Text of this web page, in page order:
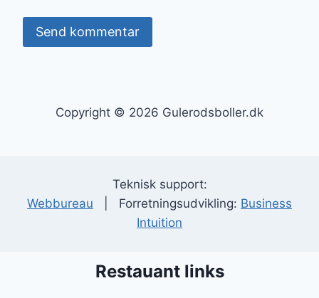
Copyright © 2026 Gulerodsboller.dk
Teknisk support:
Webbureau | Forretningsudvikling: Business
Intuition
Restauant links